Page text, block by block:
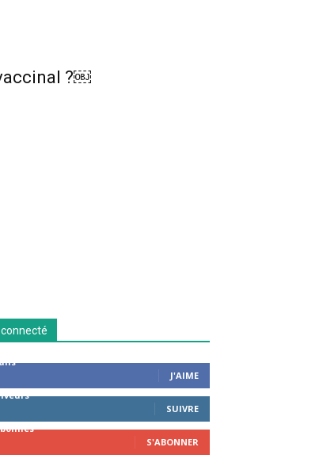
?￼
J'AIME
SUIVRE
S'ABONNER